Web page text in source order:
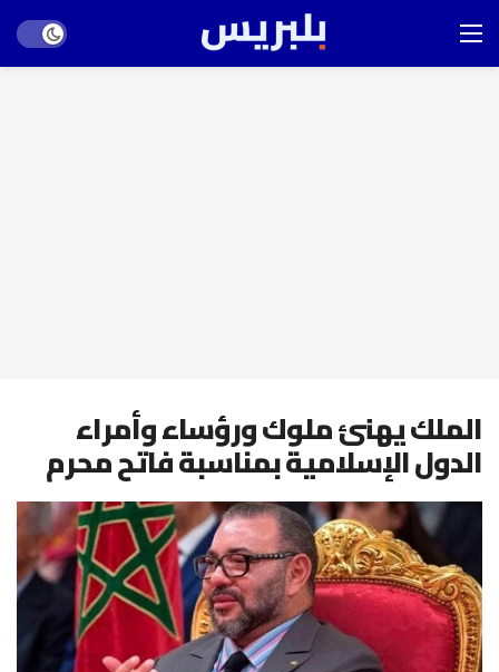
mode
الملك يهنئ ملوك ورؤساء وأمراء
الدول الإسلامية بمناسبة فاتح محرم